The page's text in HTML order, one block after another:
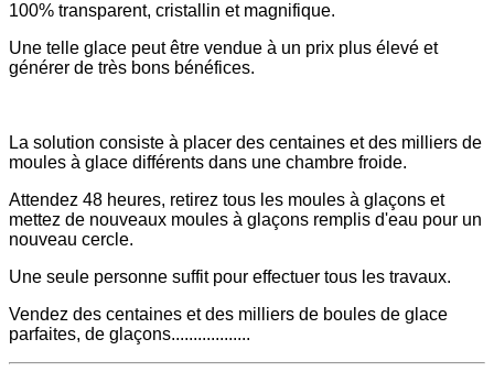
100% transparent, cristallin et magnifique.
Une telle glace peut être vendue à un prix plus élevé et
générer de très bons bénéfices.
La solution consiste à placer des centaines et des milliers de
moules à glace différents dans une chambre froide.
Attendez 48 heures, retirez tous les moules à glaçons et
mettez de nouveaux moules à glaçons remplis d'eau pour un
nouveau cercle.
Une seule personne suffit pour effectuer tous les travaux.
Vendez des centaines et des milliers de boules de glace
parfaites, de glaçons..................